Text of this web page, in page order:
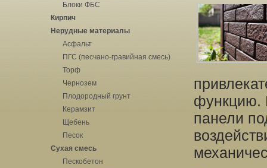
Блоки ФБС
Кирпич
Нерудные материалы
Асфальт
ПГС (песчано-гравийная смесь)
Торф
Чернозем
Плодородный грунт
Керамзит
Щебень
Песок
Сухая смесь
Пескобетон
функцию.
панели